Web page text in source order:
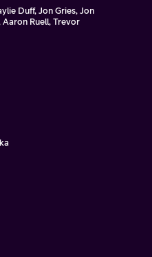
Duff, Jon Gries, Jon
Aaron Ruell, Trevor